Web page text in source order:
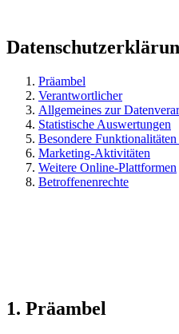
Präambel
Verantwortlicher
Allgemeines zur
Statistische Auswertungen
Besondere
Marketing-Aktivitäten
Weitere Online-Plattformen
Betroffenenrechte
1. Präambel